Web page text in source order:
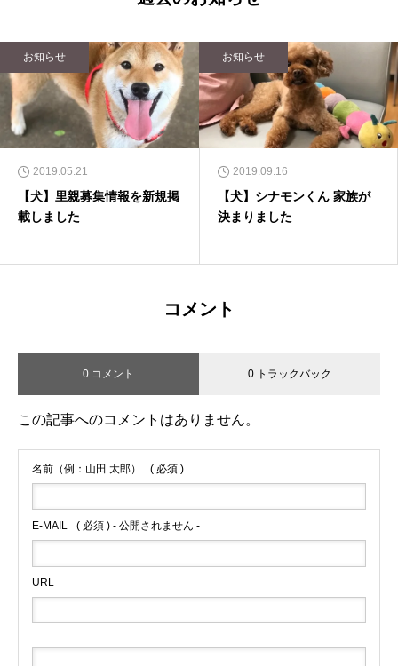
お知らせ
2019.05.21
【犬】里親募集情報を新規掲
載しました
お知らせ
2019.09.16
【犬】シナモンくん 家族が
決まりました
コメント
0 コメント 0 トラックバック
この記事へのコメントはありません。
名前（例：山田 太郎） ( 必須 )
E-MAIL ( 必須 ) - 公開されません -
URL